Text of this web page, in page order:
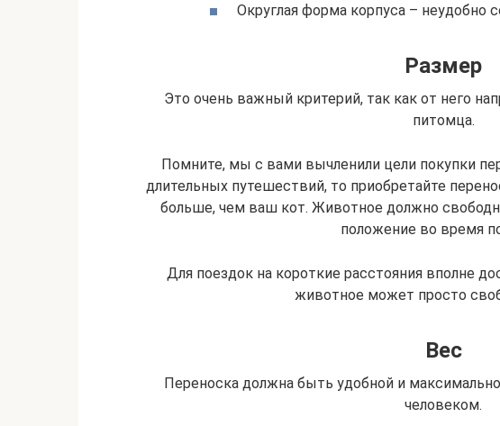
Округлая форма корпуса – неудобно
Размер
Это очень важный критерий, так как от него
питомца.
Помните, мы с вами вычленили цели покупки
длительных путешествий, то приобретайте
больше, чем ваш кот. Животное должно
положение во время
Для поездок на короткие расстояния вполне
животное может просто
Вес
Переноска должна быть удобной и
человеком.